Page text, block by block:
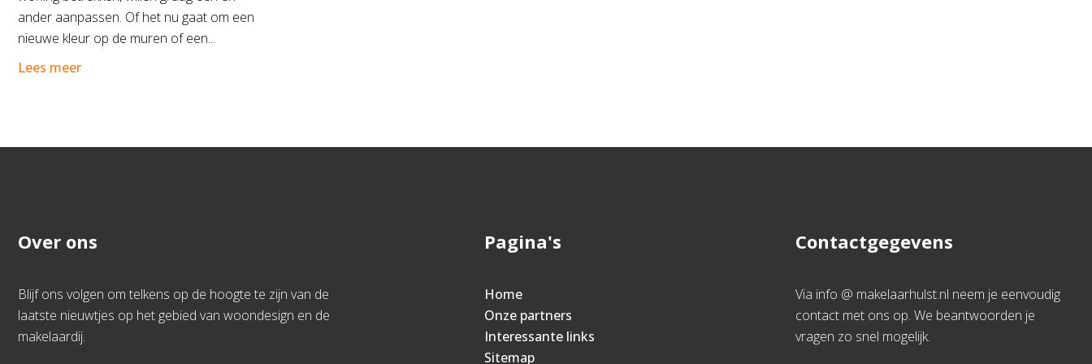
ander aanpassen. Of het nu gaat om een
nieuwe kleur op de muren of een...
Lees meer
Over ons
Blijf ons volgen om telkens op de hoogte te zijn van de
laatste nieuwtjes op het gebied van woondesign en de
makelaardij.
Pagina's
Home
Onze partners
Interessante links
Sitemap
Contactgegevens
Via info @ makelaarhulst.nl neem je eenvoudig
contact met ons op. We beantwoorden je
vragen zo snel mogelijk.